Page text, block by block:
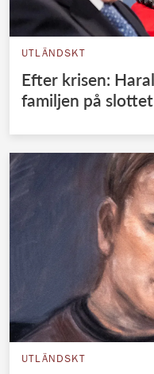
UTLÄNDSKT
Efter krisen:
familjen på slottet
UTLÄNDSKT